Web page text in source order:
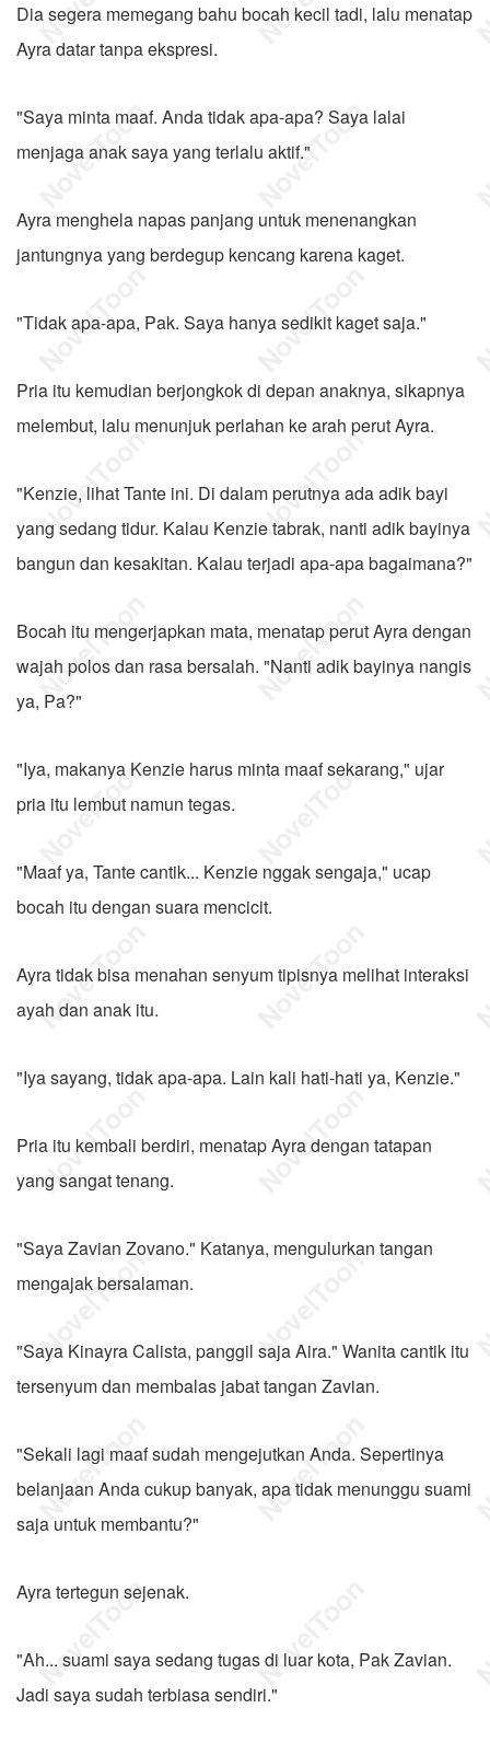
Dia segera memegang bahu bocah kecil tadi, lalu menatap
Ayra datar tanpa ekspresi.
"Saya minta maaf. Anda tidak apa-apa? Saya lalai
menjaga anak saya yang terlalu aktif."
Ayra menghela napas panjang untuk menenangkan
jantungnya yang berdegup kencang karena kaget.
"Tidak apa-apa, Pak. Saya hanya sedikit kaget saja."
Pria itu kemudian berjongkok di depan anaknya, sikapnya
melembut, lalu menunjuk perlahan ke arah perut Ayra.
"Kenzie, lihat Tante ini. Di dalam perutnya ada adik bayi
yang sedang tidur. Kalau Kenzie tabrak, nanti adik bayinya
bangun dan kesakitan. Kalau terjadi apa-apa bagaimana?"
Bocah itu mengerjapkan mata, menatap perut Ayra dengan
wajah polos dan rasa bersalah. "Nanti adik bayinya nangis
ya, Pa?"
"Iya, makanya Kenzie harus minta maaf sekarang," ujar
pria itu lembut namun tegas.
"Maaf ya, Tante cantik... Kenzie nggak sengaja," ucap
bocah itu dengan suara mencicit.
Ayra tidak bisa menahan senyum tipisnya melihat interaksi
ayah dan anak itu.
"Iya sayang, tidak apa-apa. Lain kali hati-hati ya, Kenzie."
Pria itu kembali berdiri, menatap Ayra dengan tatapan
yang sangat tenang.
"Saya Zavian Zovano." Katanya, mengulurkan tangan
mengajak bersalaman.
"Saya Kinayra Calista, panggil saja Aira." Wanita cantik itu
tersenyum dan membalas jabat tangan Zavian.
"Sekali lagi maaf sudah mengejutkan Anda. Sepertinya
belanjaan Anda cukup banyak, apa tidak menunggu suami
saja untuk membantu?"
Ayra tertegun sejenak.
"Ah... suami saya sedang tugas di luar kota, Pak Zavian.
Jadi saya sudah terbiasa sendiri."